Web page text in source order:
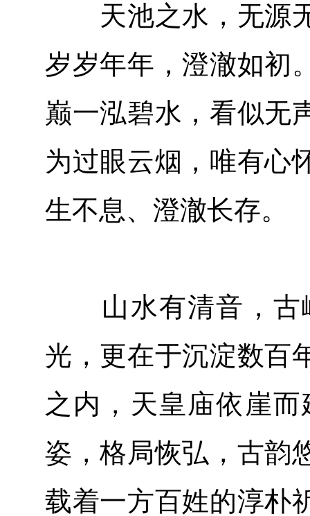
天池之水，无源无
岁岁年年，澄澈如初
巅一泓碧水，看似无
为过眼云烟，唯有心
生不息、澄澈长存。
山水有清音，古
光，更在于沉淀数百
之内，天皇庙依崖
姿，格局恢弘，古韵
载着一方百姓的淳朴